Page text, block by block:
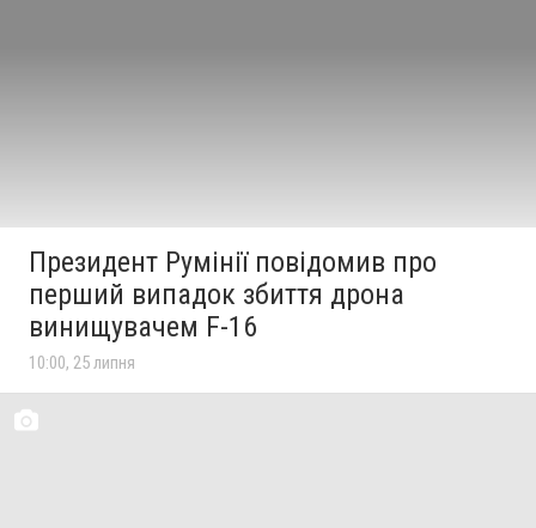
Президент Румінії повідомив про
перший випадок збиття дрона
винищувачем F-16
10:00, 25 липня